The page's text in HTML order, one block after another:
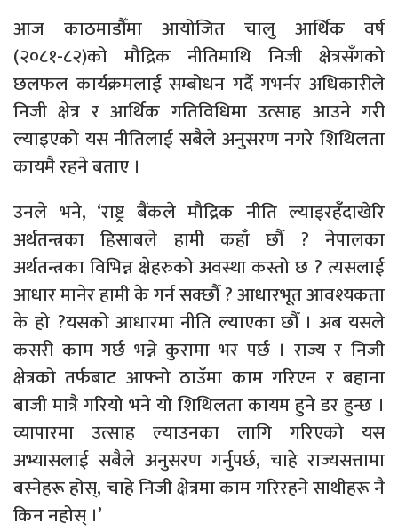
आज काठमाडौँमा आयोजित चालु आर्थिक वर्ष
(२०८१-८२)को मौद्रिक नीतिमाथि निजी क्षेत्रसँगको
छलफल कार्यक्रमलाई सम्बोधन गर्दै गभर्नर अधिकारीले
निजी क्षेत्र र आर्थिक गतिविधिमा उत्साह आउने गरी
ल्याइएको यस नीतिलाई सबैले अनुसरण नगरे शिथिलता
कायमै रहने बताए ।
उनले भने, ‘राष्ट्र बैंकले मौद्रिक नीति ल्याइरहँदाखेरि
अर्थतन्त्रका हिसाबले हामी कहाँ छौँ ? नेपालका
अर्थतन्त्रका विभिन्न क्षेहरुको अवस्था कस्तो छ ? त्यसलाई
आधार मानेर हामी के गर्न सक्छौँ ? आधारभूत आवश्यकता
के हो ?यसको आधारमा नीति ल्याएका छौँ । अब यसले
कसरी काम गर्छ भन्ने कुरामा भर पर्छ । राज्य र निजी
क्षेत्रको तर्फबाट आफ्नो ठाउँमा काम गरिएन र बहाना
बाजी मात्रै गरियो भने यो शिथिलता कायम हुने डर हुन्छ ।
व्यापारमा उत्साह ल्याउनका लागि गरिएको यस
अभ्यासलाई सबैले अनुसरण गर्नुपर्छ, चाहे राज्यसत्तामा
बस्नेहरू होस्, चाहे निजी क्षेत्रमा काम गरिरहने साथीहरू नै
किन नहोस् ।’